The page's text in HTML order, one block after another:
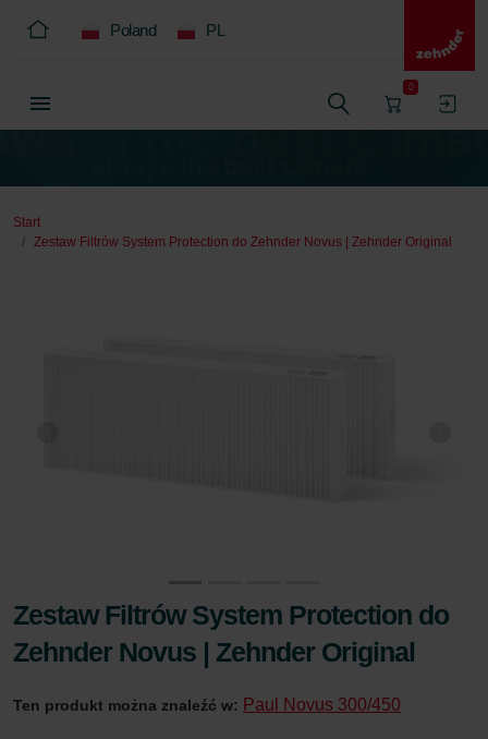
Poland PL
0
Start
Zestaw Filtrów System Protection do Zehnder Novus | Zehnder Original
Zestaw Filtrów System Protection do
Zehnder Novus | Zehnder Original
Ten produkt można znaleźć w: Paul Novus 300/450